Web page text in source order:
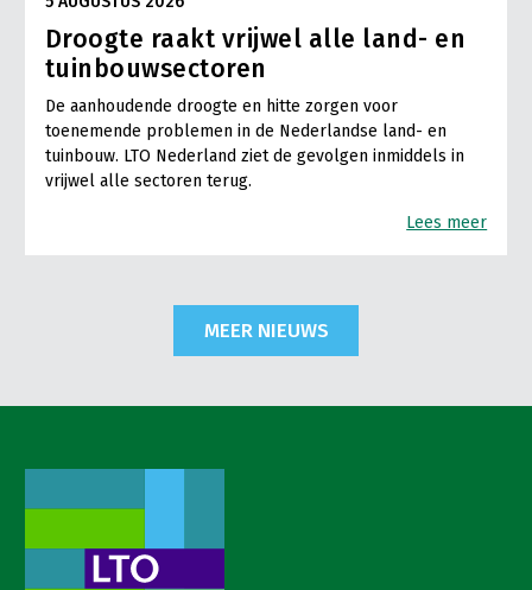
Droogte raakt vrijwel alle land- en
tuinbouwsectoren
De aanhoudende droogte en hitte zorgen voor
toenemende problemen in de Nederlandse land- en
tuinbouw. LTO Nederland ziet de gevolgen inmiddels in
vrijwel alle sectoren terug.
Lees meer
MEER NIEUWS